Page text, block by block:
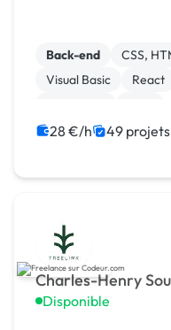
Back-end CSS,
Visual Basic
React
28 €/h 49
Charles-Henry
Disponible